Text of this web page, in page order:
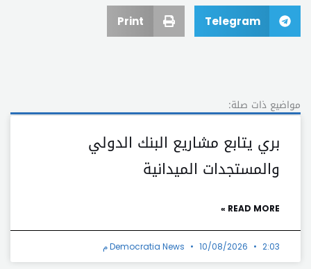
Telegram
Print
مواضيع ذات صلة:
بري يتابع مشاريع البنك الدولي
والمستجدات الميدانية
READ MORE »
Democratia News 10/08/2026 2:03 م